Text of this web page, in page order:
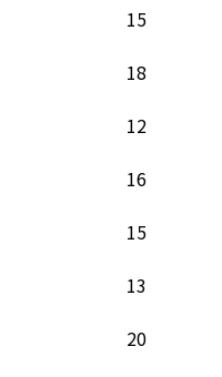
15
18
12
16
15
13
20